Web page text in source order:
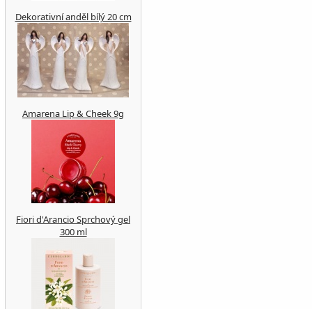
Dekorativní anděl bílý 20 cm
Amarena Lip & Cheek 9g
Fiori d'Arancio Sprchový gel
300 ml